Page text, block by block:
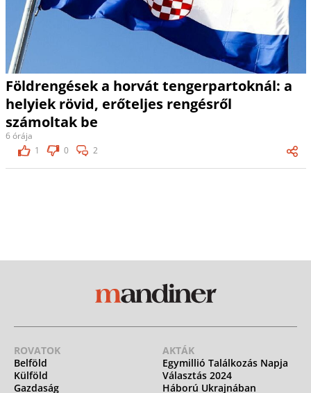
Földrengések a horvát tengerpartoknál: a
helyiek rövid, erőteljes rengésről
számoltak be
6 órája
1
0 2
ROVATOK
Belföld
Külföld
Gazdaság
AKTÁK
Egymillió Találkozás Napja
Választás 2024
Háború Ukrajnában